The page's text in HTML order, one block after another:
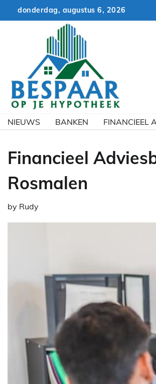
donderdag, augustus 6, 2026
NIEUWS BANKEN FINANCIEEL
Financieel
Rosmalen
by Rudy